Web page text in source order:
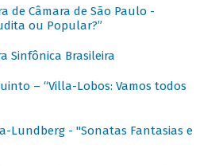
de Câmara de São Paulo -
ou Popular?”
Sinfônica Brasileira
– “Villa-Lobos: Vamos todos
Lundberg - "Sonatas Fantasias e